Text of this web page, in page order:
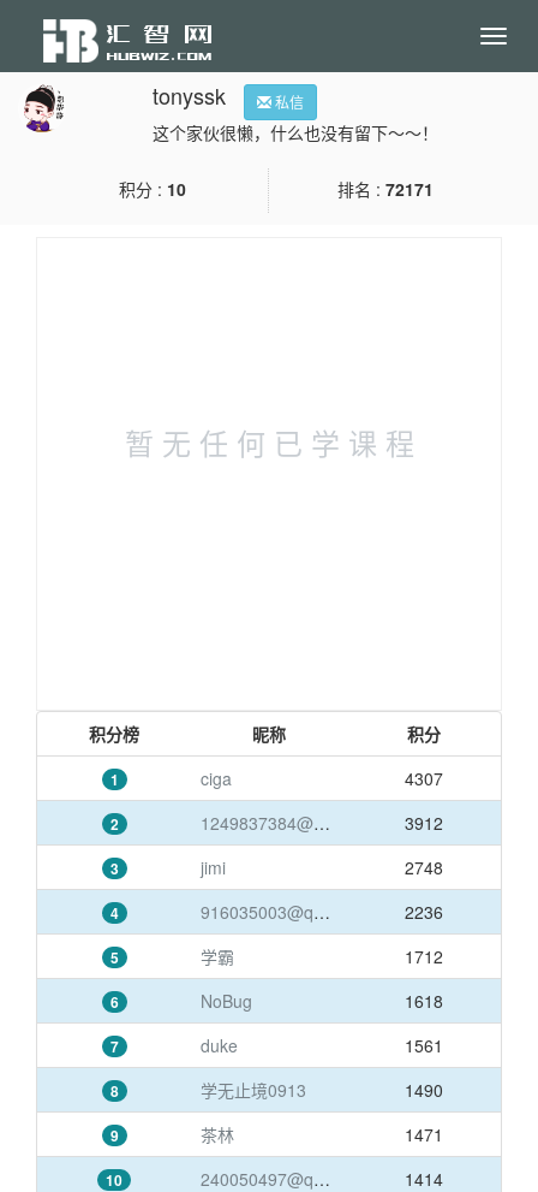
tonyssk 私信
这个家伙很懒，什么也没有留下～～！
积分 10 排名 72171
暂 无 任 何 已 学 课 程
积分榜 昵称 积分
1 ciga 4307
2 1249837384@qq.com 3912
3 jimi 2748
4 916035003@qq.com 2236
5 学霸 1712
6 NoBug 1618
7 duke 1561
8 学无止境0913 1490
9 茶林 1471
10 240050497@qq.com
1414